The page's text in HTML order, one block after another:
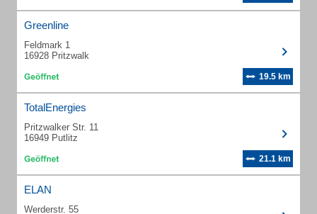
Greenline
Feldmark 1
16928 Pritzwalk
19.5 km
TotalEnergies
Pritzwalker Str. 11
16949 Putlitz
21.1 km
ELAN
Werderstr. 55